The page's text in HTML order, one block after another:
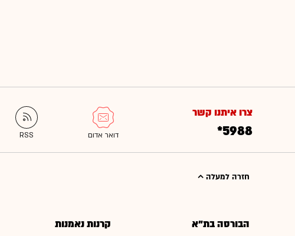
צרו איתנו קשר
*5988
חזרה למעלה
הבורסה בת"א קרנות נאמנות